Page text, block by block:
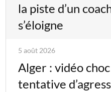
la piste d’un
s’éloigne
5 août 2026
Alger : vidéo choc
tentative